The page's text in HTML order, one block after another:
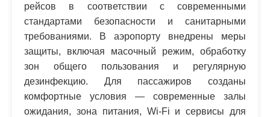
рейсов в соответствии с современными
стандартами безопасности и санитарными
требованиями. В аэропорту внедрены меры
защиты, включая масочный режим, обработку
зон общего пользования и регулярную
дезинфекцию. Для пассажиров созданы
комфортные условия — современные залы
ожидания, зона питания, Wi-Fi и сервисы для